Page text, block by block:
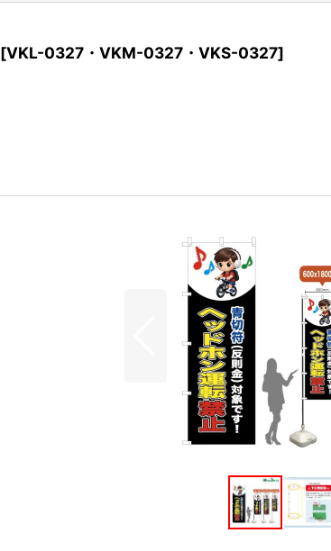
[VKL-0327・VKM-0327・VKS-0327]